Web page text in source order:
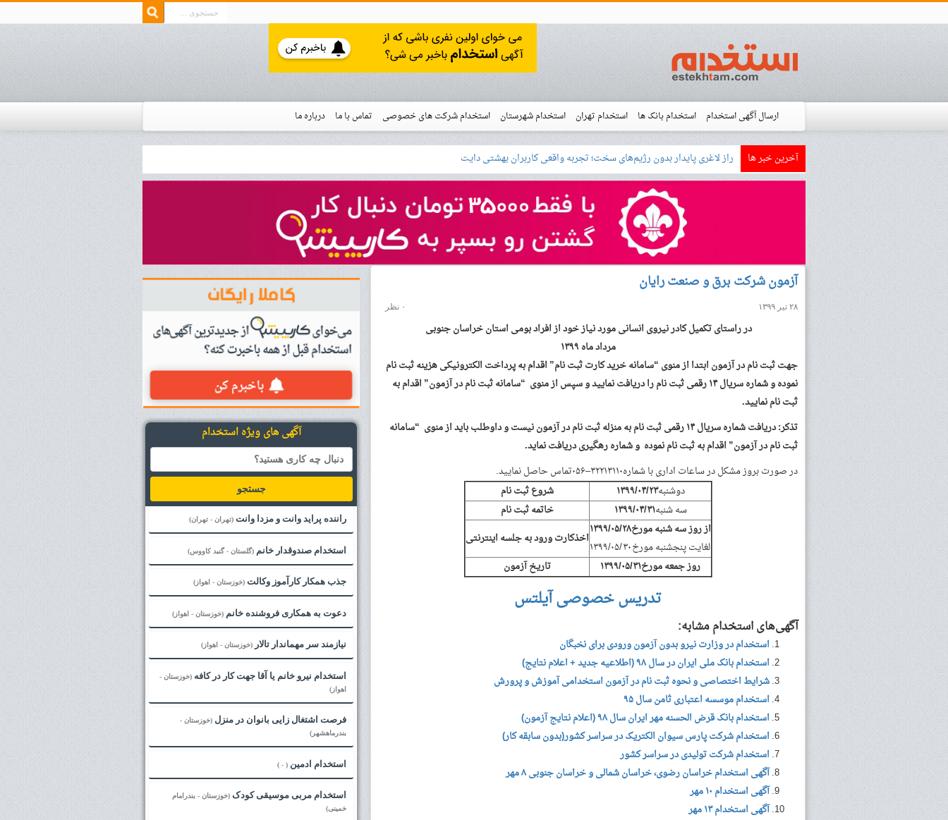
ارسال آگهی استخدام استخدام بانک ها استخدام تهران استخدام شهرستان استخدام شرکت های خصوصی تماس با ما
درباره ما
نوار زمان استخدام
استخدام شده ها
آموزش فروشگاه استخدام
آخرین خبر ها بازار کار زبان آلمانی چگونه ا
آزمون شرکت برق و صنعت رایان
۲۸ تیر ۱۳۹۹ ۰ نظر
در راستای تکمیل کادر نیروی انسانی مورد نیاز خود از افراد بومی استان خراسان جنوبی
مرداد ماه ۱۳۹۹
جهت ثبت نام در آزمون ابتدا از منوی “سامانه خرید کارت ثبت نام” اقدام به پرداخت الکترونیکی هزینه ثبت نام
نموده و شماره سریال ۱۴ رقمی ثبت نام را دریافت نمایید و سپس از منوی “سامانه ثبت نام در آزمون” اقدام به
ثبت نام نمایید.
تذکر: دریافت شماره سریال ۱۴ رقمی ثبت نام به منزله ثبت نام در آزمون نیست و داوطلب باید از منوی “سامانه
ثبت نام در آزمون” اقدام به ثبت نام نموده و شماره رهگیری دریافت نماید.
در صورت بروز مشکل در ساعات اداری با شماره۳۲۲۱۳۱۱۰–۰۵۶تماس حاصل نمایید.
دوشنبه۲۳/۰۴/۱۳۹۹
شروع ثبت نام
سه شنبه۳۱/۰۴/۱۳۹۹
خاتمه ثبت نام
از روز سه شنبه مورخ۲۸/۰۵/۱۳۹۹
لغایت پنجشنبه مورخ۳۰/۰۵/۱۳۹۹
اخذکارت ورود به جلسه اینترنتی
روز جمعه مورخ۳۱/۰۵/۱۳۹۹ تاریخ آزمون
تدریس خصوصی آیلتس
آگهی‌های استخدام مشابه:
استخدام در وزارت نیرو بدون آزمون ورودی برای نخبگان
استخدام بانک ملی ایران در سال ۹۸ (اطلاعیه جدید + اعلام نتایج)
شرایط اختصاصی و نحوه ثبت نام در آزمون استخدامی آموزش و پرورش
استخدام موسسه اعتباری ثامن سال ۹۵
استخدام بانک قرض الحسنه مهر ایران سال ۹۸ (اعلام نتایج آزمون)
استخدام شرکت پارس سیوان الکتریک در سراسر کشور(بدون سابقه کار)
استخدام شرکت تولیدی در سراسر کشور
آگهی استخدام خراسان رضوی، خراسان شمالی و خراسان جنوبی ۸ مهر
آگهی استخدام ۱۰ مهر
آگهی استخدام ۱۳ مهر
آگهی های ویژه استخدام
جستجو
راننده پراید وانت و مزدا وانت (تهران - تهران)
استخدام صندوقدار خانم (گلستان - گنبد کاووس)
جذب همکار کارآموز وکالت (خوزستان - اهواز)
دعوت به همکاری فروشنده خانم (خوزستان - اهواز)
نیازمند سر مهماندار تالار (خوزستان - اهواز)
استخدام نیرو خانم یا آقا جهت کار در کافه (خوزستان -
اهواز)
فرصت اشتغال زایی بانوان در منزل (خوزستان -
بندرماهشهر)
استخدام ادمین ( - )
استخدام مربی موسیقی کودک (خوزستان - بندرامام
خمینی)